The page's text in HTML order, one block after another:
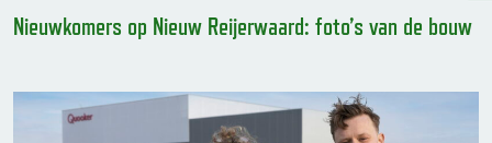
Nieuwkomers op Nieuw Reijerwaard: foto’s van de bouw